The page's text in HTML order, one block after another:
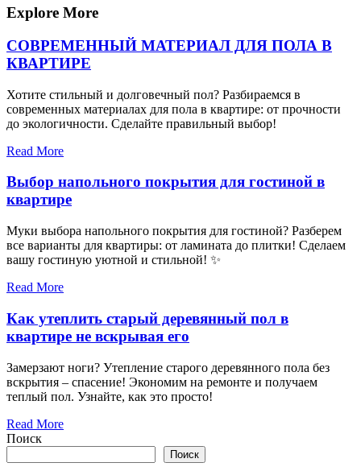
записям
Explore More
СОВРЕМЕННЫЙ МАТЕРИАЛ ДЛЯ ПОЛА В
КВАРТИРЕ
Хотите стильный и долговечный пол? Разбираемся в
современных материалах для пола в квартире: от прочности
до экологичности. Сделайте правильный выбор!
Read More
Выбор напольного покрытия для гостиной в
квартире
Муки выбора напольного покрытия для гостиной? Разберем
все варианты для квартиры: от ламината до плитки! Сделаем
вашу гостиную уютной и стильной! ✨
Read More
Как утеплить старый деревянный пол в
квартире не вскрывая его
Замерзают ноги? Утепление старого деревянного пола без
вскрытия – спасение! Экономим на ремонте и получаем
теплый пол. Узнайте, как это просто!
Read More
Поиск
Поиск